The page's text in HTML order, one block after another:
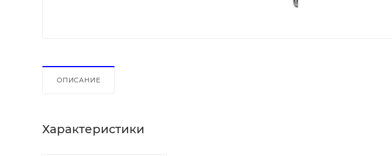
ОПИСАНИЕ
Характеристики